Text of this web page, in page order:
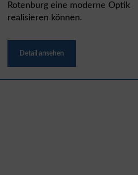
Rotenburg eine moderne Optik
realisieren können.
Detail ansehen